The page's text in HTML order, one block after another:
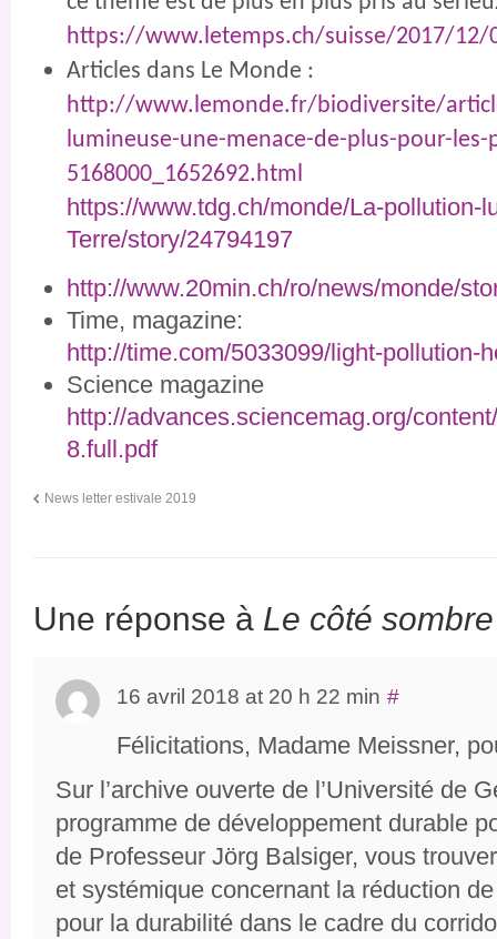
https://www.letemps.ch/suisse/2017/12/
Articles dans Le Monde :
http://www.lemonde.fr/biodiversite/
lumineuse-une-menace-de-plus-pour-les-
5168000_1652692.html
https://www.tdg.ch/monde/La-pollution-
Terre/story/24794197
http://www.20min.ch/ro/news/monde/
Time, magazine:
http://time.com/5033099/light-pollution-
Science magazine
http://advances.sciencemag.org/
8.full.pdf
News letter estivale 2019
Une réponse à Le côté
16 avril 2018 at 20 h 22 min #
Félicitations, Madame Meissner,
Sur l’archive ouverte de l’Université de
programme de développement durable
de Professeur Jörg Balsiger, vous
et systémique concernant la réduction
pour la durabilité dans le cadre du